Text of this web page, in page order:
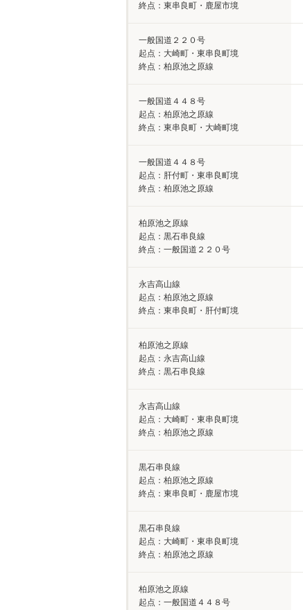
終点：東串良町・鹿屋市境
一般国道２２０号
起点：大崎町・東串良町境
終点：柏原池之原線
一般国道４４８号
起点：柏原池之原線
終点：東串良町・大崎町境
一般国道４４８号
起点：肝付町・東串良町境
終点：柏原池之原線
柏原池之原線
起点：黒石串良線
終点：一般国道２２０号
永吉高山線
起点：柏原池之原線
終点：東串良町・肝付町境
柏原池之原線
起点：永吉高山線
終点：黒石串良線
永吉高山線
起点：大崎町・東串良町境
終点：柏原池之原線
黒石串良線
起点：柏原池之原線
終点：東串良町・鹿屋市境
黒石串良線
起点：大崎町・東串良町境
終点：柏原池之原線
柏原池之原線
起点：一般国道４４８号